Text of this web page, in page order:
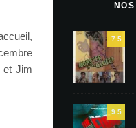
et Jim
7.5
9.5